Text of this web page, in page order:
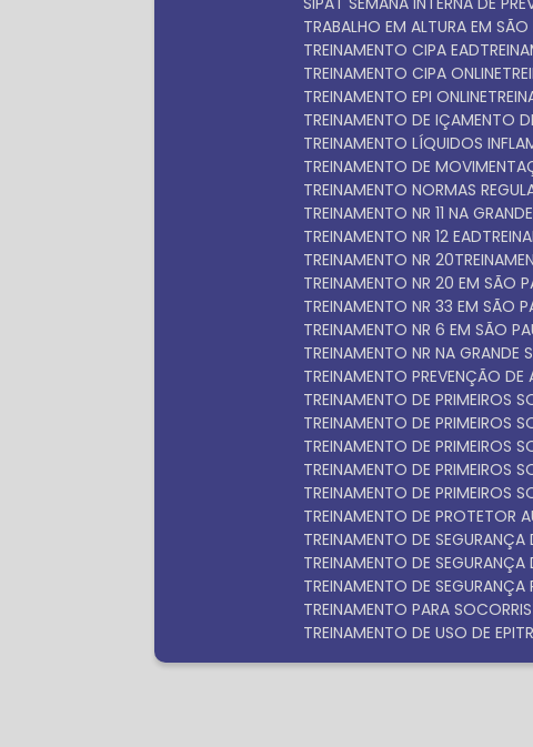
TRABALHO EM ALTURA EM
TREINAMENTO CIPA EAD
TREINAMENTO CIPA ONLINE
TREINAMENTO EPI ONLINE
TREINAMENTO DE IÇAMENTO
TREINAMENTO LÍQUIDOS
TREINAMENTO DE
TREINAMENTO NORMAS
TREINAMENTO NR 11 NA
TREINAMENTO NR 12 EAD
TREINAMENTO NR 20
TREINAMENTO NR 20 EM SÃO
TREINAMENTO NR 33 EM SÃO
TREINAMENTO NR 6 EM SÃO
TREINAMENTO NR NA GRANDE
TREINAMENTO PREVENÇÃO DE
TREINAMENTO DE PRIMEIROS
TREINAMENTO DE PRIMEIROS
TREINAMENTO DE PRIMEIROS
TREINAMENTO DE PRIMEIROS
TREINAMENTO DE PRIMEIROS
TREINAMENTO DE PROTETOR
TREINAMENTO DE
TREINAMENTO DE
TREINAMENTO DE
TREINAMENTO PARA
TREINAMENTO DE USO DE EPI